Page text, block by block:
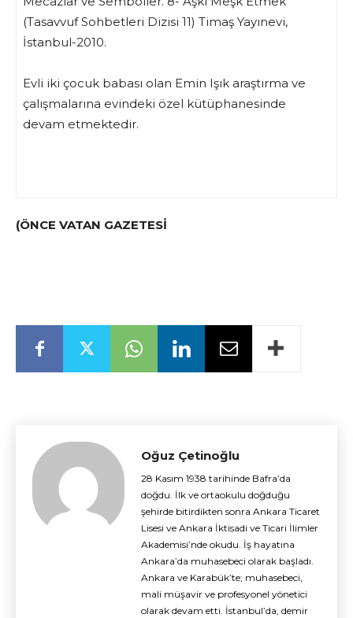
(Tasavvuf Sohbetleri Dizisi 11) Timaş Yayınevi,
İstanbul-2010.
Evli iki çocuk babası olan Emin Işık araştırma ve
çalışmalarına evindeki özel kütüphanesinde
devam etmektedir.
(ÖNCE VATAN GAZETESİ
Oğuz Çetinoğlu
28 Kasım 1938 tarihinde Bafra’da
doğdu. İlk ve ortaokulu doğduğu
şehirde bitirdikten sonra Ankara Ticaret
Lisesi ve Ankara İktisadi ve Ticari İlimler
Akademisi’nde okudu. İş hayatına
Ankara’da muhasebeci olarak başladı.
Ankara ve Karabük’te; muhasebeci,
mali müşavir ve profesyonel yönetici
olarak devam etti. İstanbul’da, demir